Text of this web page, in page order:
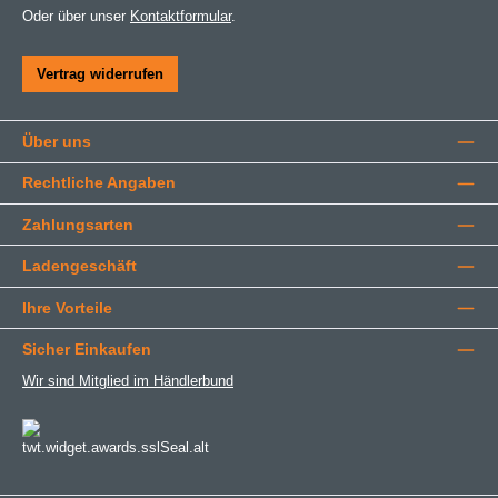
Oder über unser Kontaktformular.
Vertrag widerrufen
Über uns
Rechtliche Angaben
Zahlungsarten
Ladengeschäft
Ihre Vorteile
Sicher Einkaufen
Wir sind Mitglied im Händlerbund